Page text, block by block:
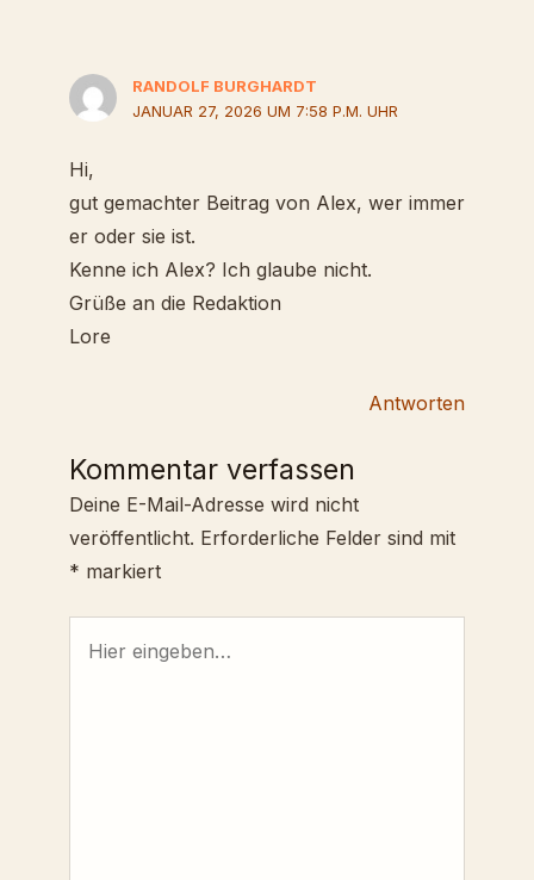
RANDOLF BURGHARDT
JANUAR 27, 2026 UM 7:58 P.M. UHR
Hi,
gut gemachter Beitrag von Alex, wer immer
er oder sie ist.
Kenne ich Alex? Ich glaube nicht.
Grüße an die Redaktion
Lore
Antworten
Kommentar verfassen
Deine E-Mail-Adresse wird nicht
veröffentlicht. Erforderliche Felder sind mit
* markiert
eingeben…